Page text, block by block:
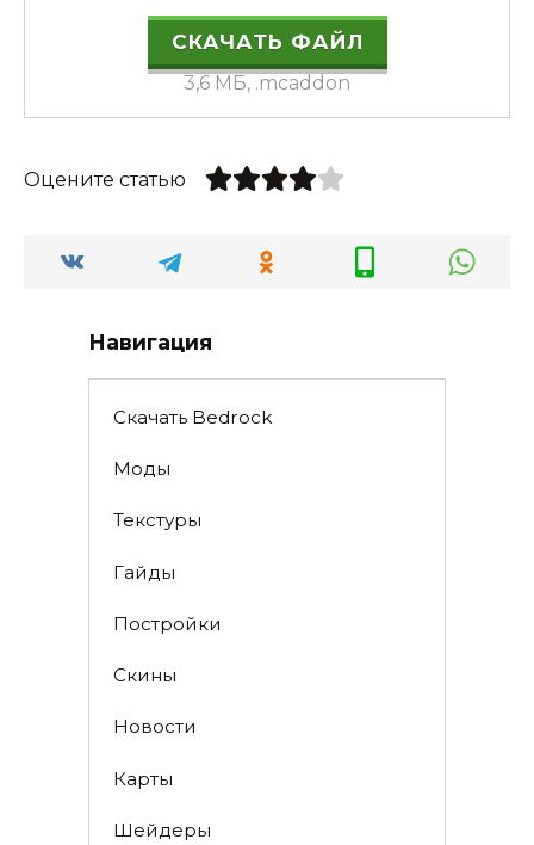
СКАЧАТЬ ФАЙЛ
3,6 МБ, .mcaddon
Оцените статью
Навигация
Скачать Bedrock
Моды
Текстуры
Гайды
Постройки
Скины
Новости
Карты
Шейдеры